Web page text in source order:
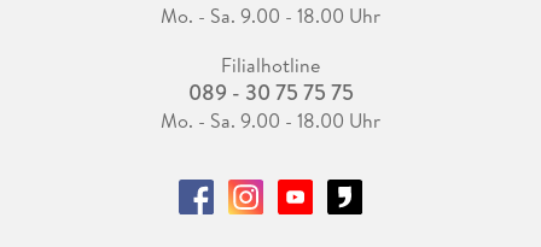
Mo. - Sa. 9.00 - 18.00 Uhr
Filialhotline
089 - 30 75 75 75
Mo. - Sa. 9.00 - 18.00 Uhr